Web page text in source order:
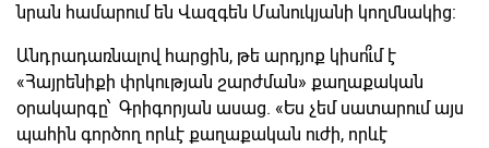
նրան համարում են Վազգեն Մանուկյանի կողմնակից:
Անդրադառնալով հարցին, թե արդյոք կիսո՞ւմ է
«Հայրենիքի փրկության շարժման» քաղաքական
օրակարգը՝ Գրիգորյան ասաց. «Ես չեմ սատարում այս
պահին գործող որևէ քաղաքական ուժի, որևէ